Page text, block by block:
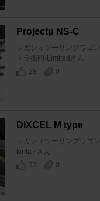
Projectμ NS-C
レガシィツーリングワゴン
ドラ衛門-Limitedさん
28
0
DIXCEL M type
レガシィツーリングワゴン
kinta♂さん
33
0